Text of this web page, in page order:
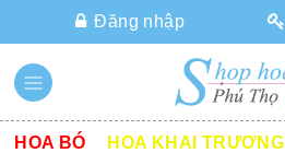
Đăng nhập
HOA BÓ HOA KHAI TRƯƠNG